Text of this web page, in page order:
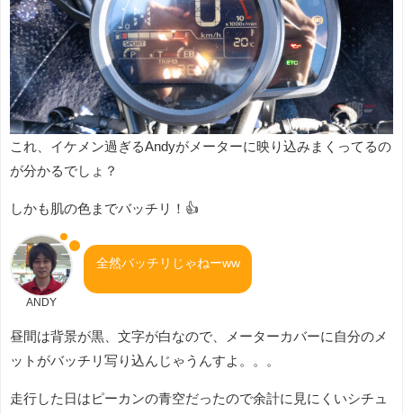
これ、イケメン過ぎるAndyがメーターに映り込みまくってるの
が分かるでしょ？
しかも肌の色までバッチリ！👍
ANDY
全然バッチリじゃねーww
昼間は背景が黒、文字が白なので、メーターカバーに自分のメ
ットがバッチリ写り込んじゃうんすよ。。。
走行した日はピーカンの青空だったので余計に見にくいシチュ